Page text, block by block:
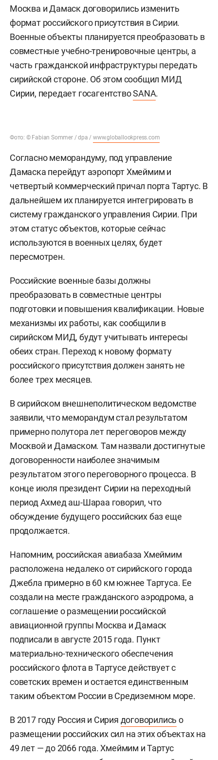
Москва и Дамаск договорились изменить
формат российского присутствия в Сирии.
Военные объекты планируется преобразовать в
совместные учебно-тренировочные центры, а
часть гражданской инфраструктуры передать
сирийской стороне. Об этом сообщил МИД
Сирии, передает госагентствоSANA.
Фото: © Fabian Sommer / dpa /www.globallookpress.com
Согласно меморандуму, под управление
Дамаска перейдут аэропорт Хмеймим и
четвертый коммерческий причал порта Тартус. В
дальнейшем их планируется интегрировать в
систему гражданского управления Сирии. При
этом статус объектов, которые сейчас
используются в военных целях, будет
пересмотрен.
Российские военные базы должны
преобразовать в совместные центры
подготовки и повышения квалификации. Новые
механизмы их работы, как сообщили в
сирийском МИД, будут учитывать интересы
обеих стран. Переход к новому формату
российского присутствия должен занять не
более трех месяцев.
В сирийском внешнеполитическом ведомстве
заявили, что меморандум стал результатом
примерно полутора лет переговоров между
Москвой и Дамаском. Там назвали достигнутые
договоренности наиболее значимым
результатом этого переговорного процесса. В
конце июля президент Сирии на переходный
период Ахмед аш-Шараа говорил, что
обсуждение будущего российских баз еще
продолжается.
Напомним, российская авиабаза Хмеймим
расположена недалеко от сирийского города
Джебла примерно в 60 км южнее Тартуса. Ее
создали на месте гражданского аэродрома, а
соглашение о размещении российской
авиационной группы Москва и Дамаск
подписали в августе 2015 года. Пункт
материально-технического обеспечения
российского флота в Тартусе действует с
советских времен и остается единственным
таким объектом России в Средиземном море.
В 2017 году Россия и Сирия договорились о
размещении российских сил на этих объектах на
49 лет — до 2066 года. Хмеймим и Тартус